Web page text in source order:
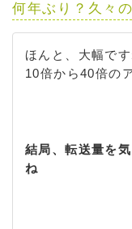
何年ぶり？久々
ほんと、大幅です
10倍から40倍の
結局、転送量を
ね